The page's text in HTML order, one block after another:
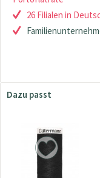
26 Filialen in
Dazu passt